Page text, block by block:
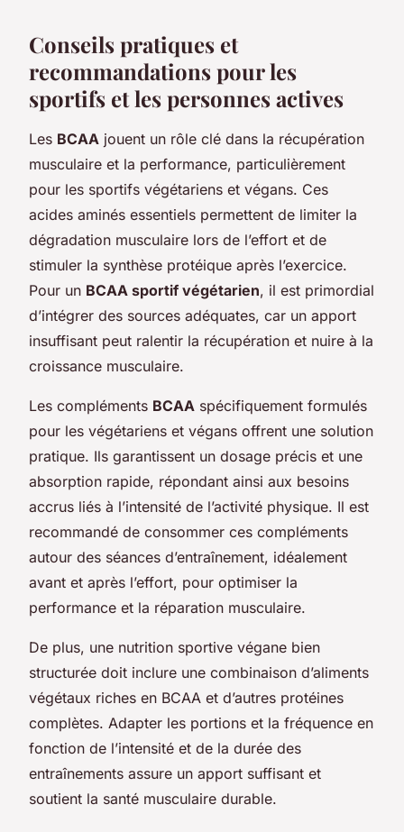
Conseils pratiques et
recommandations pour les
sportifs et les personnes actives
Les BCAA jouent un rôle clé dans la récupération
musculaire et la performance, particulièrement
pour les sportifs végétariens et végans. Ces
acides aminés essentiels permettent de limiter la
dégradation musculaire lors de l’effort et de
stimuler la synthèse protéique après l’exercice.
Pour un BCAA sportif végétarien, il est primordial
d’intégrer des sources adéquates, car un apport
insuffisant peut ralentir la récupération et nuire à la
croissance musculaire.
Les compléments BCAA spécifiquement formulés
pour les végétariens et végans offrent une solution
pratique. Ils garantissent un dosage précis et une
absorption rapide, répondant ainsi aux besoins
accrus liés à l’intensité de l’activité physique. Il est
recommandé de consommer ces compléments
autour des séances d’entraînement, idéalement
avant et après l’effort, pour optimiser la
performance et la réparation musculaire.
De plus, une nutrition sportive végane bien
structurée doit inclure une combinaison d’aliments
végétaux riches en BCAA et d’autres protéines
complètes. Adapter les portions et la fréquence en
fonction de l’intensité et de la durée des
entraînements assure un apport suffisant et
soutient la santé musculaire durable.